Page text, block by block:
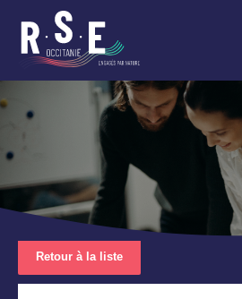
contenu
Retour à la liste